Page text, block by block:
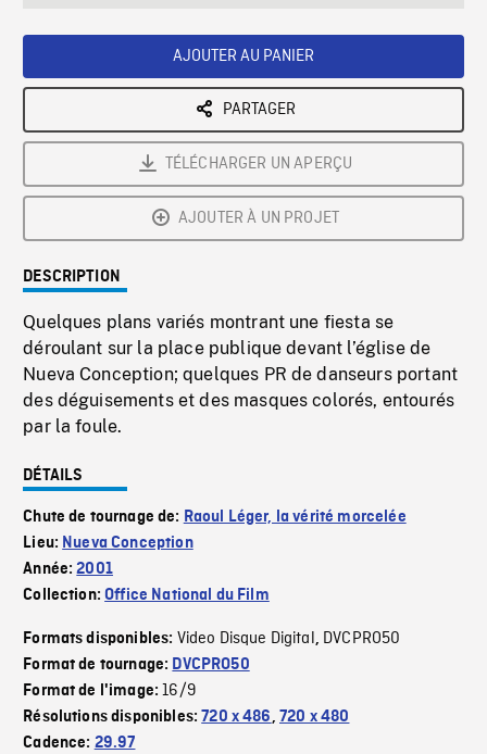
AJOUTER AU PANIER
PARTAGER
TÉLÉCHARGER UN APERÇU
AJOUTER À UN PROJET
DESCRIPTION
Quelques plans variés montrant une fiesta se
déroulant sur la place publique devant l’église de
Nueva Conception; quelques PR de danseurs portant
des déguisements et des masques colorés, entourés
par la foule.
DÉTAILS
Chute de tournage de: Raoul Léger, la vérité morcelée
Lieu: Nueva Conception
Année:2001
Collection:Office National du Film
Formats disponibles: Video Disque Digital, DVCPRO50
Format de tournage: DVCPRO50
Format de l'image:16/9
Résolutions disponibles:720 x 486, 720 x 480
Cadence: 29.97